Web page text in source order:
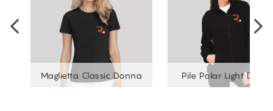
Maglietta Classic Donna Pile Polar Light